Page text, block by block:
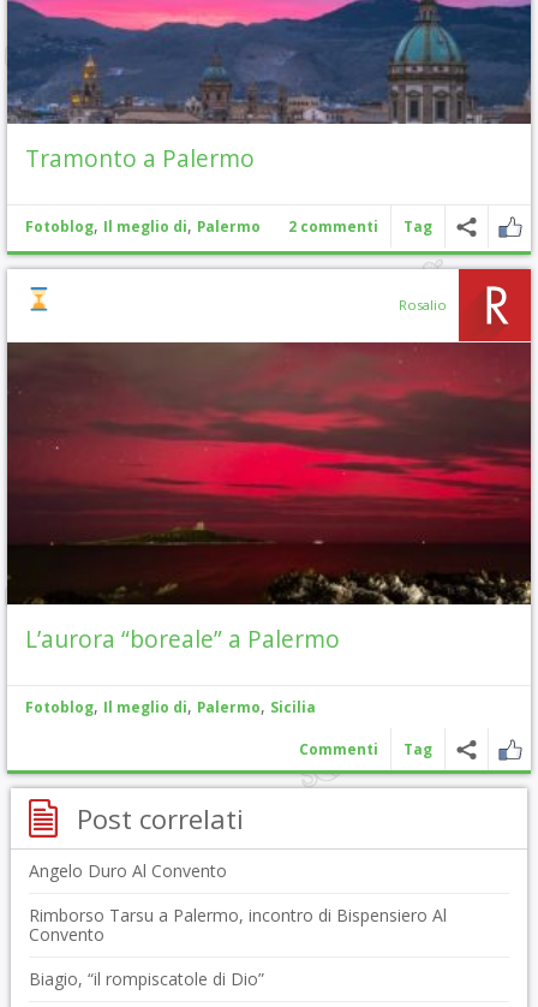
Tramonto a Palermo
Fotoblog, Il meglio di, Palermo 2 commenti Tag
Rosalio
L’aurora “boreale” a Palermo
Fotoblog, Il meglio di, Palermo, Sicilia
Commenti Tag
Post correlati
Angelo Duro Al Convento
Rimborso Tarsu a Palermo, incontro di Bispensiero Al
Convento
Biagio, “il rompiscatole di Dio”